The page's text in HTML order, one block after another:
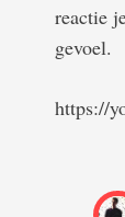
reactie
gevoel.
https://